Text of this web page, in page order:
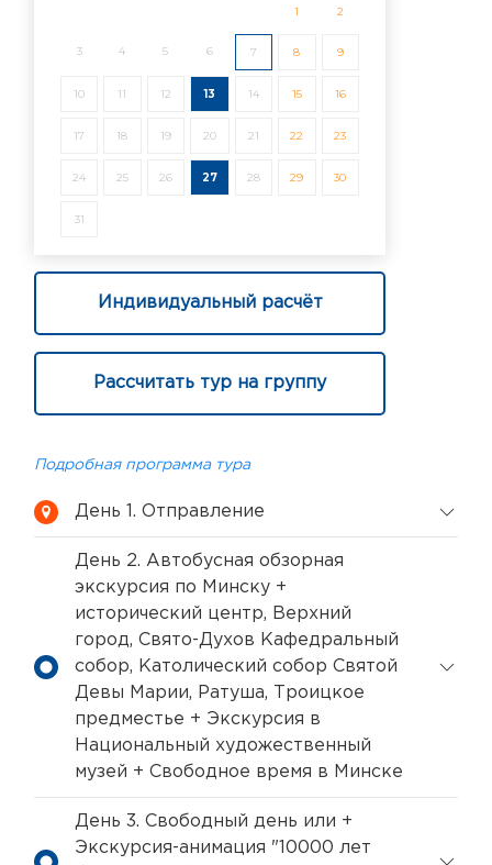
1 2
3 4 5 6 7 8 9
10 11 12 13 14 15 16
17 18 19 20 21 22 23
24 25 26 27 28 29 30
31
Индивидуальный расчёт
Рассчитать тур на группу
Подробная программа тура
День 1. Отправление
День 2. Автобусная обзорная
экскурсия по Минску +
исторический центр, Верхний
город, Свято-Духов Кафедральный
собор, Католический собор Святой
Девы Марии, Ратуша, Троицкое
предместье + Экскурсия в
Национальный художественный
музей + Свободное время в Минске
День 3. Свободный день или +
Экскурсия-анимация "10000 лет